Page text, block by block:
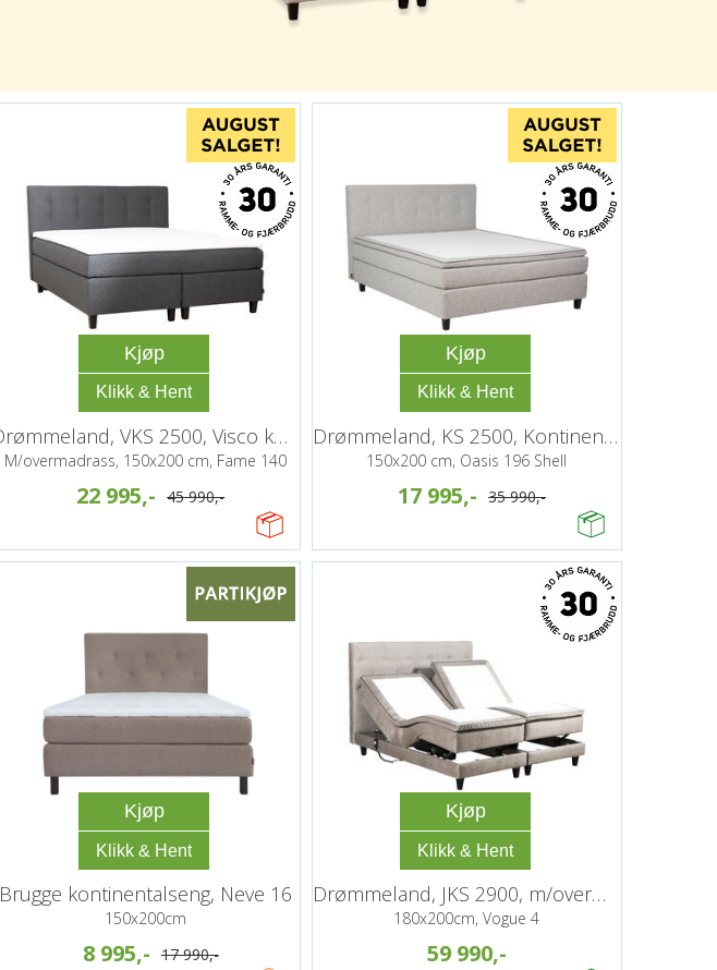
Kjøp
Drømmeland, VKS 2500, Visco kontinental
M/overmadrass, 150x200 cm, Fame 140
22 995,- 45 990,-
Kjøp
Drømmeland, KS 2500, Kontinentalseng
150x200 cm, Oasis 196 Shell
17 995,- 35 990,-
Kjøp
Brugge kontinentalseng, Neve 16
150x200cm
8 995,- 17 990,-
Kjøp
Drømmeland, JKS 2900, m/overmadrass
180x200cm, Vogue 4
59 990,-